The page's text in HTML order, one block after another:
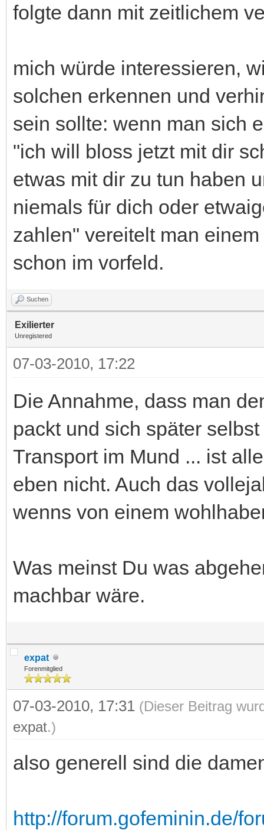
folgte dann mit zeitlichem
mich würde interessieren,
solchen erkennen und
sein sollte: wenn man sich
"ich will bloss jetzt mit dir
etwas mit dir zu tun haben
niemals für dich oder
zahlen" vereitelt man
schon im vorfeld.
Suchen
Exilierter
Unregistered
07-03-2010, 17:22
Die Annahme, dass man
packt und sich später
Transport im Mund ... ist
eben nicht. Auch das
wenns von einem
Was meinst Du was
machbar wäre.
expat
Forenmitglied
07-03-2010, 17:31 (Dieser Beitrag
expat.)
also generell sind die
http://forum.gofeminin.de/